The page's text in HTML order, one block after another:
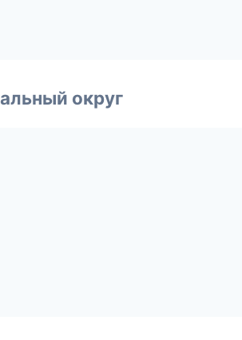
округ